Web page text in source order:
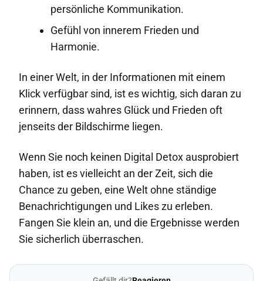
persönliche Kommunikation.
Gefühl von innerem Frieden und
Harmonie.
In einer Welt, in der Informationen mit einem
Klick verfügbar sind, ist es wichtig, sich daran zu
erinnern, dass wahres Glück und Frieden oft
jenseits der Bildschirme liegen.
Wenn Sie noch keinen Digital Detox ausprobiert
haben, ist es vielleicht an der Zeit, sich die
Chance zu geben, eine Welt ohne ständige
Benachrichtigungen und Likes zu erleben.
Fangen Sie klein an, und die Ergebnisse werden
Sie sicherlich überraschen.